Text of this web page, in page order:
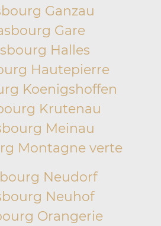
Ganzau
Gare
Halles
Hautepierre
Koenigshoffen
Krutenau
Meinau
Montagne verte
Neudorf
Neuhof
Orangerie